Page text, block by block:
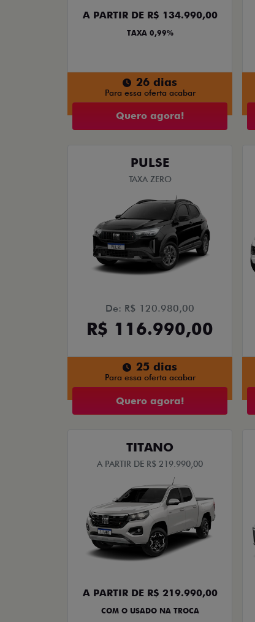
A PARTIR DE R$ 134.990,00
TAXA 0,99%
26 dias
Para essa oferta acabar
Quero agora!
PULSE
TAXA ZERO
De: R$ 120.980,00
R$ 116.990,00
25 dias
Para essa oferta acabar
Quero agora!
TITANO
A PARTIR DE R$ 219.990,00
A PARTIR DE R$ 219.990,00
COM O USADO NA TROCA